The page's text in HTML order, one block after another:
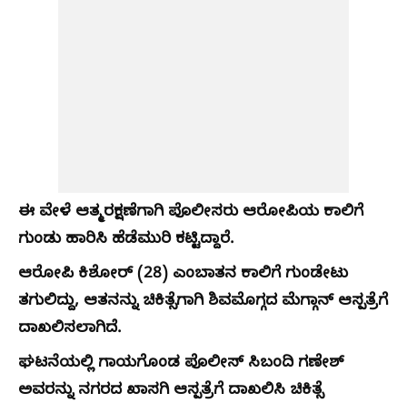
ಈ ವೇಳೆ ಆತ್ಮರಕ್ಷಣೆಗಾಗಿ ಪೊಲೀಸರು ಆರೋಪಿಯ ಕಾಲಿಗೆ
ಗುಂಡು ಹಾರಿಸಿ ಹೆಡೆಮುರಿ ಕಟ್ಟಿದ್ದಾರೆ.
ಆರೋಪಿ ಕಿಶೋರ್ (28) ಎಂಬಾತನ ಕಾಲಿಗೆ ಗುಂಡೇಟು
ತಗುಲಿದ್ದು, ಆತನನ್ನು ಚಿಕಿತ್ಸೆಗಾಗಿ ಶಿವಮೊಗ್ಗದ ಮೆಗ್ಗಾನ್ ಆಸ್ಪತ್ರೆಗೆ
ದಾಖಲಿಸಲಾಗಿದೆ.
ಘಟನೆಯಲ್ಲಿ ಗಾಯಗೊಂಡ ಪೊಲೀಸ್‌ ಸಿಬಂದಿ ಗಣೇಶ್
ಅವರನ್ನು ನಗರದ ಖಾಸಗಿ ಆಸ್ಪತ್ರೆಗೆ ದಾಖಲಿಸಿ ಚಿಕಿತ್ಸೆ